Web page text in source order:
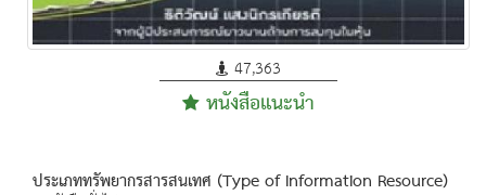
47,363
หนังสือแนะนำ
ประเภททรัพยากรสารสนเทศ (Type of Information Resource)